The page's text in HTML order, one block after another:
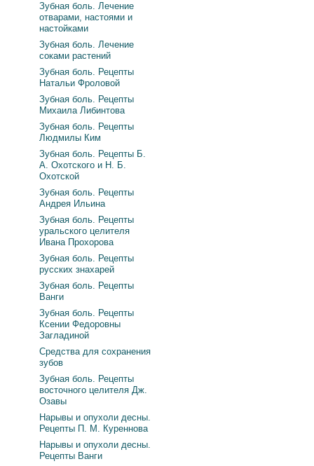
Зубная боль. Лечение
отварами, настоями и
настойками
Зубная боль. Лечение
соками растений
Зубная боль. Рецепты
Натальи Фроловой
Зубная боль. Рецепты
Михаила Либинтова
Зубная боль. Рецепты
Людмилы Ким
Зубная боль. Рецепты Б.
А. Охотского и Н. Б.
Охотской
Зубная боль. Рецепты
Андрея Ильина
Зубная боль. Рецепты
уральского целителя
Ивана Прохорова
Зубная боль. Рецепты
русских знахарей
Зубная боль. Рецепты
Ванги
Зубная боль. Рецепты
Ксении Федоровны
Загладиной
Средства для сохранения
зубов
Зубная боль. Рецепты
восточного целителя Дж.
Озавы
Нарывы и опухоли десны.
Рецепты П. М. Куреннова
Нарывы и опухоли десны.
Рецепты Ванги